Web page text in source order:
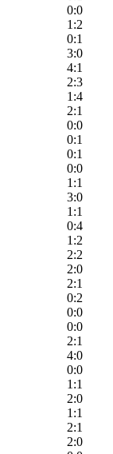
0:0
1:2
0:1
3:0
4:1
2:3
1:4
2:1
0:0
0:1
0:1
0:0
1:1
3:0
1:1
0:4
1:2
2:2
2:0
2:1
0:2
0:0
0:0
2:1
4:0
0:0
1:1
2:0
1:1
2:1
2:0